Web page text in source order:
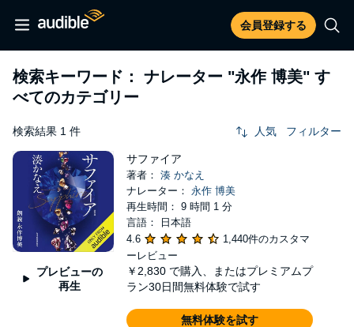
会員登録する
検索キーワード： ナレーター "永作 博美" す
べてのカテゴリー
検索結果 1 件 人気 フィルター
プレビューの
再生
サファイア
著者： 湊 かなえ
ナレーター： 永作 博美
再生時間： 9 時間 1 分
言語： 日本語
4.6
1,440件のカスタマ
ーレビュー
￥2,830 で購入、またはプレミアムプ
ラン30日間無料体験で試す
無料体験を試す